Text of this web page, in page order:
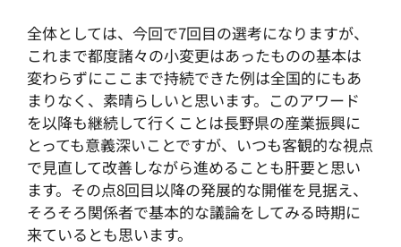
全体としては、今回で7回目の選考になりますが、
これまで都度諸々の小変更はあったものの基本は
変わらずにここまで持続できた例は全国的にもあ
まりなく、素晴らしいと思います。このアワード
を以降も継続して行くことは長野県の産業振興に
とっても意義深いことですが、いつも客観的な視点
で見直して改善しながら進めることも肝要と思い
ます。その点8回目以降の発展的な開催を見据え、
そろそろ関係者で基本的な議論をしてみる時期に
来ているとも思います。